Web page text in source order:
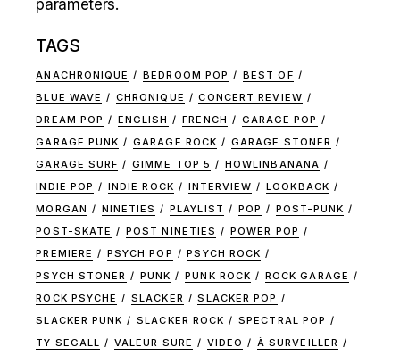
parameters.
TAGS
ANACHRONIQUE BEDROOM POP
BEST OF
BLUE WAVE
CHRONIQUE
CONCERT REVIEW
DREAM POP
ENGLISH FRENCH
GARAGE POP
GARAGE PUNK
GARAGE ROCK
GARAGE STONER
GARAGE SURF
GIMME TOP 5
HOWLINBANANA
INDIE POP
INDIE ROCK INTERVIEW
LOOKBACK
MORGAN
NINETIES PLAYLIST POP
POST-PUNK
POST-SKATE
POST NINETIES
POWER POP
PREMIERE
PSYCH POP
PSYCH ROCK
PSYCH STONER
PUNK PUNK ROCK
ROCK GARAGE
ROCK PSYCHE
SLACKER
SLACKER POP
SLACKER PUNK
SLACKER ROCK
SPECTRAL POP
TY SEGALL
VALEUR SURE VIDEO À SURVEILLER